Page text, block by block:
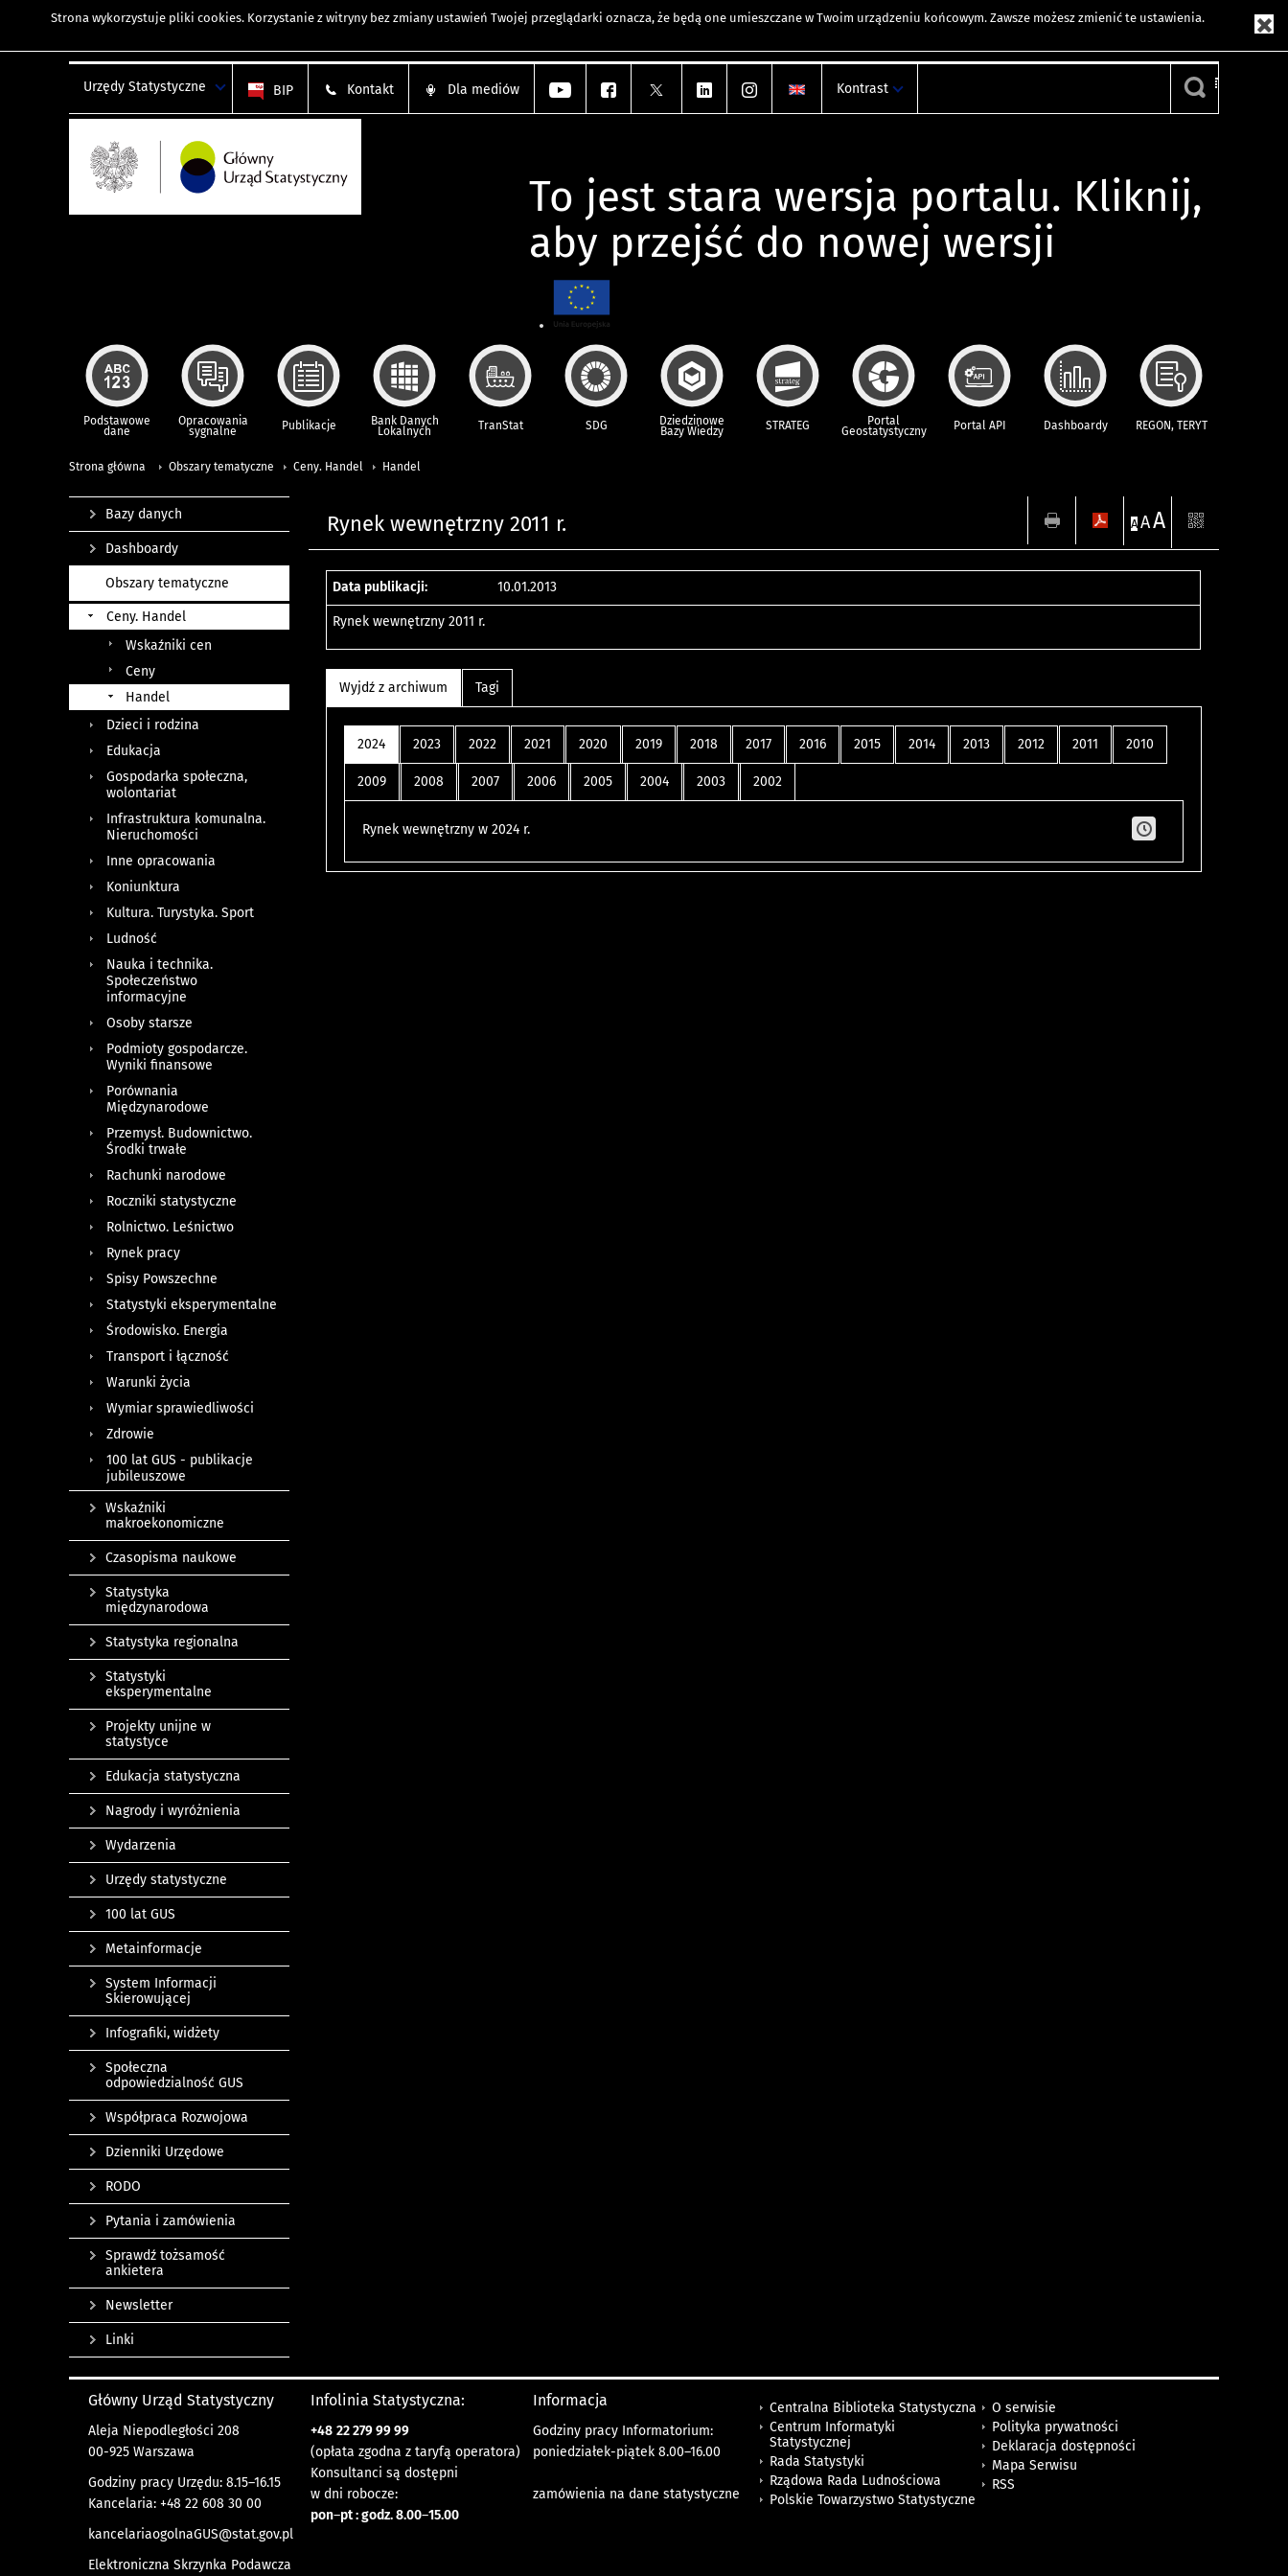
Strona wykorzystuje pliki cookies. Korzystanie z witryny bez zmiany ustawień Twojej przeglądarki oznacza, że będą one umieszczane w Twoim urządzeniu końcowym. Zawsze możesz zmienić te ustawienia.
Urzędy Statystyczne BIP Kontakt Dla mediów Kontrast
To jest stara wersja portalu. Kliknij,
aby przejść do nowej wersji
Podstawowe
dane
Opracowania
sygnalne Publikacje Bank Danych
Lokalnych TranStat SDG Dziedzinowe
Bazy Wiedzy STRATEG Portal
Geostatystyczny Portal API Dashboardy REGON, TERYT
Strona główna Obszary tematyczne Ceny. Handel Handel
Rynek wewnętrzny 2011 r. A AA
Data publikacji: 10.01.2013
Rynek wewnętrzny 2011 r.
Wyjdź z archiwum Tagi
2024 2023 2022 2021 2020 2019 2018 2017 2016 2015 2014 2013 2012 2011 2010
2009 2008 2007 2006 2005 2004 2003 2002
Rynek wewnętrzny w 2024 r.
Bazy danych
Dashboardy
Obszary tematyczne
Ceny. Handel
Wskaźniki cen
Ceny
Handel
Dzieci i rodzina
Edukacja
Gospodarka społeczna,
wolontariat
Infrastruktura komunalna.
Nieruchomości
Inne opracowania
Koniunktura
Kultura. Turystyka. Sport
Ludność
Nauka i technika.
Społeczeństwo
informacyjne
Osoby starsze
Podmioty gospodarcze.
Wyniki finansowe
Porównania
Międzynarodowe
Przemysł. Budownictwo.
Środki trwałe
Rachunki narodowe
Roczniki statystyczne
Rolnictwo. Leśnictwo
Rynek pracy
Spisy Powszechne
Statystyki eksperymentalne
Środowisko. Energia
Transport i łączność
Warunki życia
Wymiar sprawiedliwości
Zdrowie
100 lat GUS - publikacje
jubileuszowe
Wskaźniki
makroekonomiczne
Czasopisma naukowe
Statystyka
międzynarodowa
Statystyka regionalna
Statystyki
eksperymentalne
Projekty unijne w
statystyce
Edukacja statystyczna
Nagrody i wyróżnienia
Wydarzenia
Urzędy statystyczne
100 lat GUS
Metainformacje
System Informacji
Skierowującej
Infografiki, widżety
Społeczna
odpowiedzialność GUS
Współpraca Rozwojowa
Dzienniki Urzędowe
RODO
Pytania i zamówienia
Sprawdź tożsamość
ankietera
Newsletter
Linki
Główny Urząd Statystyczny
Aleja Niepodległości 208
00-925 Warszawa
Godziny pracy Urzędu: 8.15–16.15
Kancelaria: +48 22 608 30 00
kancelariaogolnaGUS@stat.gov.pl
Elektroniczna Skrzynka Podawcza
Infolinia Statystyczna:
+48 22 279 99 99
(opłata zgodna z taryfą operatora)
Konsultanci są dostępni
w dni robocze:
pon–pt : godz. 8.00–15.00
Informacja
Godziny pracy Informatorium:
poniedziałek-piątek 8.00–16.00
zamówienia na dane statystyczne
Centralna Biblioteka Statystyczna
Centrum Informatyki
Statystycznej
Rada Statystyki
Rządowa Rada Ludnościowa
Polskie Towarzystwo Statystyczne
O serwisie
Polityka prywatności
Deklaracja dostępności
Mapa Serwisu
RSS